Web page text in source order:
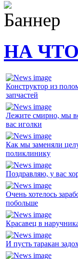
НА
Конструктор из
запчастей
Лежите смирно, мы
вас иголки
Как мы заменяли
поликлинику
Поздравляю, у вас
Очень хотелось
побольше
Красавец в
И пусть таракан